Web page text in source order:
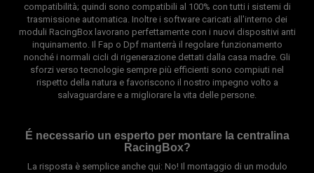
compatibilità; quindi sono compatibili al 100% con tutti i sistemi di
trasmissione automatica. Inoltre i software caricati all'interno dei
moduli RacingBox lavorano perfettamente con i nuovi dispositivi anti
inquinamento. Il Fap o Dpf manterrà il regolare funzionamento
nonché i normali cicli di rigenerazione dettati dalla casa madre. Gli
sforzi verso tecnologie sempre più efficienti sono compiuti nel
rispetto della natura e favoriscono il nostro impegno volto a
salvaguardare e a migliorare la vita delle persone.
É necessario un esperto per montare la centralina
RacingBox?
La risposta è semplice anche qui: No! Il montaggio di un modulo